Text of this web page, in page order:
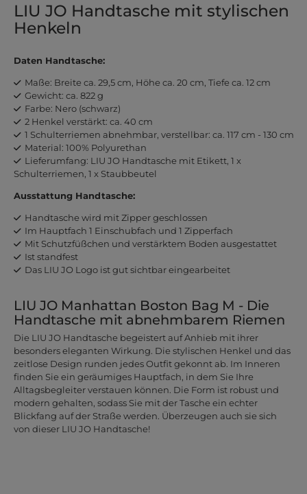
LIU JO Handtasche mit stylischen
Henkeln
Daten Handtasche:
Maße: Breite ca. 29,5 cm, Höhe ca. 20 cm, Tiefe ca. 12 cm
Gewicht: ca. 822 g
Farbe: Nero (schwarz)
2 Henkel verstärkt: ca. 40 cm
1 Schulterriemen abnehmbar, verstellbar: ca. 117 cm - 130 cm
Material: 100% Polyurethan
Lieferumfang: LIU JO Handtasche mit Etikett, 1 x
Schulterriemen, 1 x Staubbeutel
Ausstattung Handtasche:
Handtasche wird mit Zipper geschlossen
Im Hauptfach 1 Einschubfach und 1 Zipperfach
Mit Schutzfüßchen und verstärktem Boden ausgestattet
Ist standfest
Das LIU JO Logo ist gut sichtbar eingearbeitet
LIU JO Manhattan Boston Bag M - Die
Handtasche mit abnehmbarem Riemen
Die LIU JO Handtasche begeistert auf Anhieb mit ihrer
besonders eleganten Wirkung. Die stylischen Henkel und das
zeitlose Design runden jedes Outfit gekonnt ab. Im Inneren
finden Sie ein geräumiges Hauptfach, in dem Sie Ihre
Alltagsbegleiter verstauen können. Die Form ist robust und
modern gehalten, sodass Sie mit der Tasche ein echter
Blickfang auf der Straße werden. Überzeugen auch sie sich
von dieser LIU JO Handtasche!